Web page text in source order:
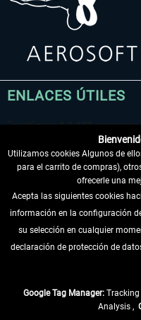
ENLACES ÚTILES
DESISTIR DEL CONTRATO
INFORMACIÓN
Utilizamos cookies Algunos de
para el carrito de compras),
ofrecerle una
Acepta las siguientes cookies
información en la configuración
su selección en cualquier
declaración de protección de
Google Tag Manager:
Analysis ,